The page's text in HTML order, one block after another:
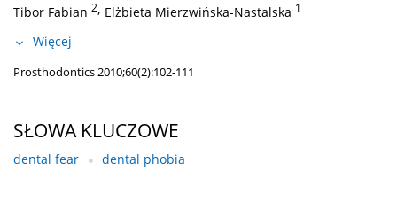
Tibor Fabian 2, Elżbieta Mierzwińska-Nastalska 1
Więcej
Prosthodontics 2010;60(2):102-111
SŁOWA KLUCZOWE
dental fear dental phobia